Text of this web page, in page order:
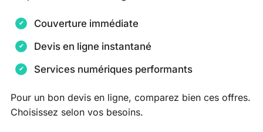
Couverture immédiate
Devis en ligne instantané
Services numériques performants
Pour un bon devis en ligne, comparez bien ces offres.
Choisissez selon vos besoins.